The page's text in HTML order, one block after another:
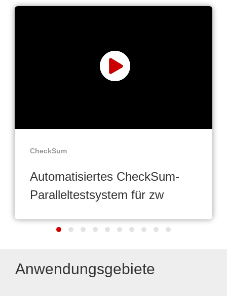
CheckSum
Automatisiertes CheckSum-
Paralleltestsystem für zw
Anwendungsgebiete